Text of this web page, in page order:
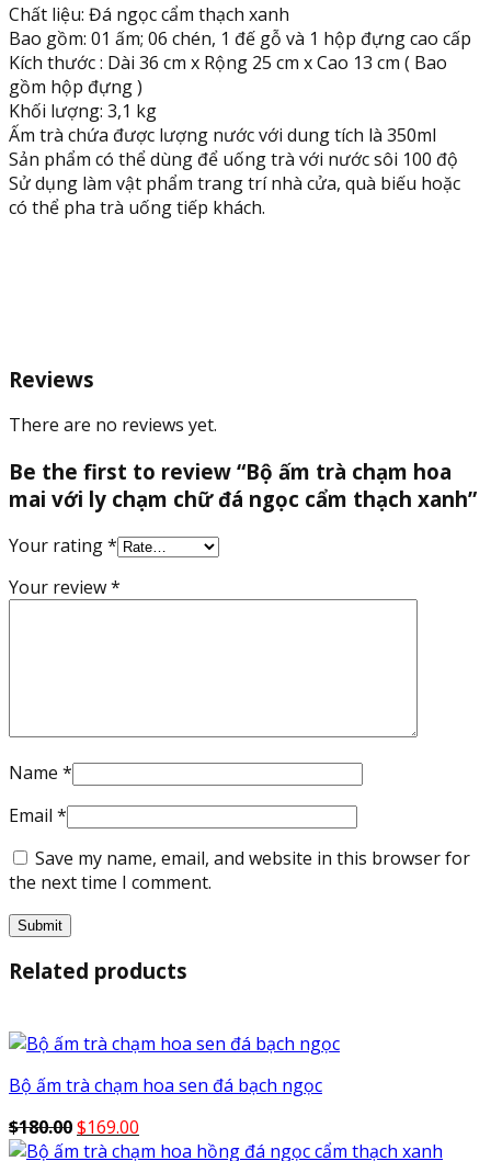
ly
chạm
chữ
đá
ngọc
cẩm
thạch
xanh
quantity
Chất liệu: Đá ngọc cẩm thạch xanh
Bao gồm: 01 ấm; 06 chén, 1 đế gỗ và 1 hộp đựng cao cấp
Kích thước : Dài 36 cm x Rộng 25 cm x Cao 13 cm ( Bao
gồm hộp đựng )
Khối lượng: 3,1 kg
Ấm trà chứa được lượng nước với dung tích là 350ml
Sản phẩm có thể dùng để uống trà với nước sôi 100 độ
Sử dụng làm vật phẩm trang trí nhà cửa, quà biếu hoặc
có thể pha trà uống tiếp khách.
Reviews
There are no reviews yet.
Be the first to review “Bộ ấm trà chạm hoa
mai với ly chạm chữ đá ngọc cẩm thạch xanh”
Your rating*
Your review*
Name *
Email *
Save my name, email, and website in this browser for
the next time I comment.
Related products
Bộ ấm trà chạm hoa sen đá bạch ngọc
$180.00Original
price
$169.00
price